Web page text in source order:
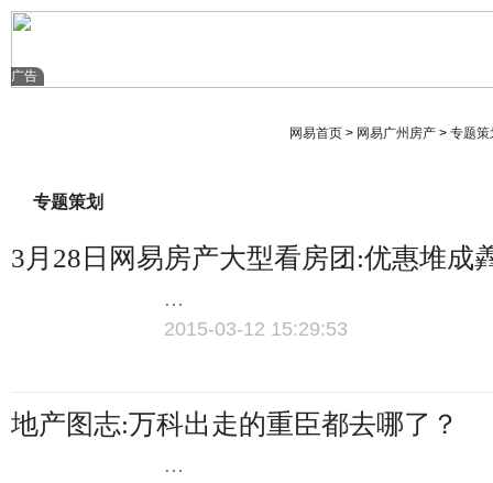
广告
网易首页 > 网易广州房产 > 专题策
专题策划
3月28日网易房产大型看房团:优惠堆成
...
2015-03-12 15:29:53
地产图志:万科出走的重臣都去哪了？
...